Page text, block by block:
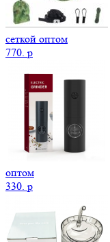
сеткой оптом
770. p
оптом
330. p